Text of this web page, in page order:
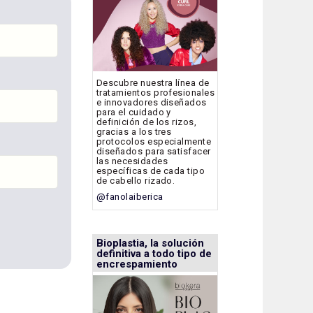
Descubre nuestra línea de
tratamientos profesionales
e innovadores diseñados
para el cuidado y
definición de los rizos,
gracias a los tres
protocolos especialmente
diseñados para satisfacer
las necesidades
específicas de cada tipo
de cabello rizado.
@fanolaiberica
Bioplastia, la solución
definitiva a todo tipo de
encrespamiento